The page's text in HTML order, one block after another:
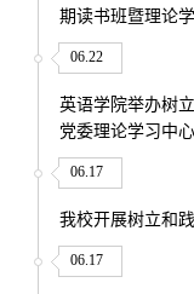
期读书班暨理论
06.22
英语学院举办树
党委理论学习中
06.17
我校开展树立和
06.17